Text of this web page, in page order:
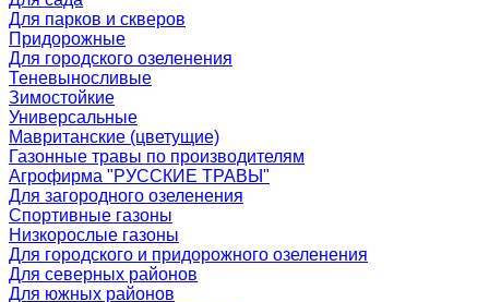
Для парков и скверов
Придорожные
Для городского озеленения
Теневыносливые
Зимостойкие
Универсальные
Мавританские (цветущие)
Газонные травы по производителям
Агрофирма "РУССКИЕ ТРАВЫ"
Для загородного озеленения
Спортивные газоны
Низкорослые газоны
Для городского и придорожного озеленения
Для северных районов
Для южных районов